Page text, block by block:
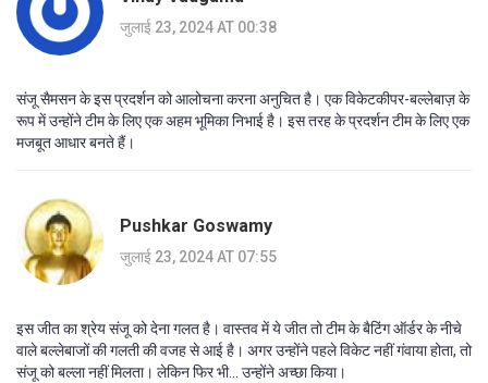
जुलाई 23, 2024 AT 00:38
संजू सैमसन के इस प्रदर्शन को आलोचना करना अनुचित है। एक विकेटकीपर-बल्लेबाज़ के
रूप में उन्होंने टीम के लिए एक अहम भूमिका निभाई है। इस तरह के प्रदर्शन टीम के लिए एक
मजबूत आधार बनते हैं।
Pushkar Goswamy
जुलाई 23, 2024 AT 07:55
इस जीत का श्रेय संजू को देना गलत है। वास्तव में ये जीत तो टीम के बैटिंग ऑर्डर के नीचे
वाले बल्लेबाजों की गलती की वजह से आई है। अगर उन्होंने पहले विकेट नहीं गंवाया होता, तो
संजू को बल्ला नहीं मिलता। लेकिन फिर भी... उन्होंने अच्छा किया।